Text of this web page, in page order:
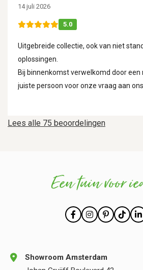
Lees alle 75 beoordelingen
14 juli 2026
5.0
Uitgebreide collectie, ook van niet
oplossingen.
Bij binnenkomst verwelkomd door een
juiste persoon voor onze vraag aan
Een tuin voor
Showroom Amsterdam